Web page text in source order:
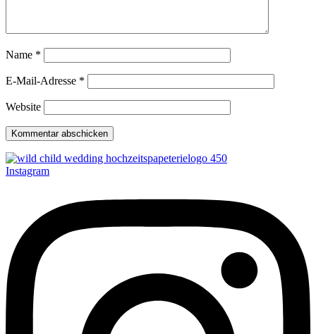
Name *
E-Mail-Adresse *
Website
Instagram